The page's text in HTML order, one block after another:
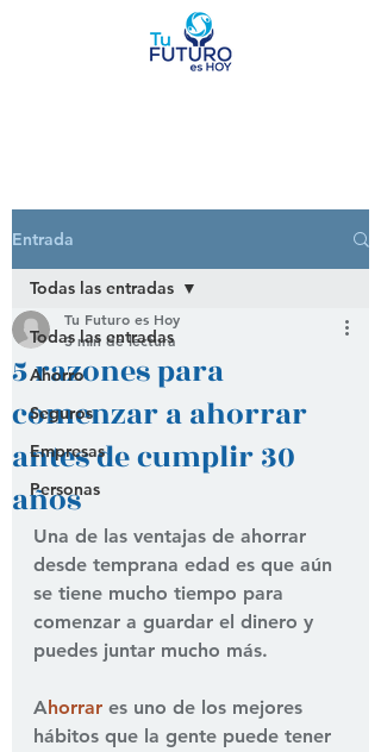
Entrada
Todas las entradas
Ahorro
Seguros
Empresas
Personas
Todas las entradas
5 razones para
comenzar a ahorrar
antes de cumplir 30
años
Tu Futuro es Hoy
3 min de lectura
Una de las ventajas de ahorrar
desde temprana edad es que aún
se tiene mucho tiempo para
comenzar a guardar el dinero y
puedes juntar mucho más.
Ahorrar es uno de los mejores
hábitos que la gente puede tener